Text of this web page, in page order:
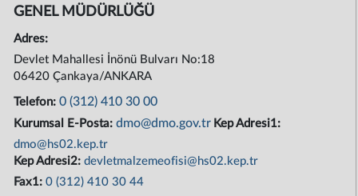
GENEL MÜDÜRLÜĞÜ
Adres:
Devlet Mahallesi İnönü Bulvarı No:18
06420 Çankaya/ANKARA
Telefon:0 (312) 410 30 00
Kurumsal E-Posta:dmo@dmo.gov.tr Kep Adresi1:
dmo@hs02.kep.tr
Kep Adresi2:devletmalzemeofisi@hs02.kep.tr
Fax1:0 (312) 410 30 44